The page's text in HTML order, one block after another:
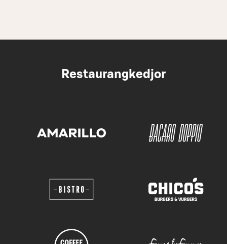
Restaurangkedjor